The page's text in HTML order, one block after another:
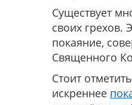
Существует
своих грехов.
покаяние,
Священного
Стоит
искреннее